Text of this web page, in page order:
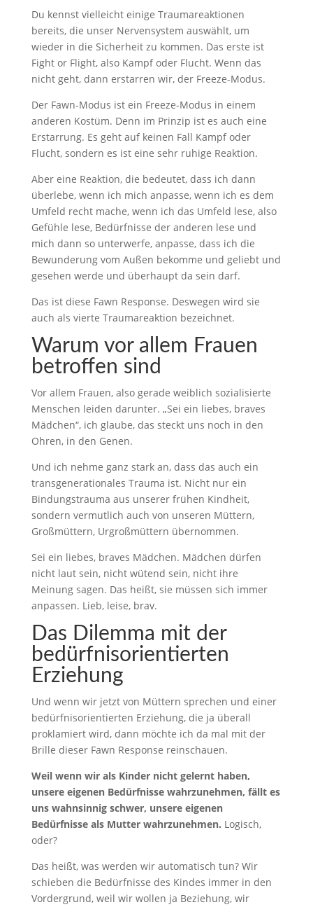
Du kennst vielleicht einige Traumareaktionen
bereits, die unser Nervensystem auswählt, um
wieder in die Sicherheit zu kommen. Das erste ist
Fight or Flight, also Kampf oder Flucht. Wenn das
nicht geht, dann erstarren wir, der Freeze-Modus.
Der Fawn-Modus ist ein Freeze-Modus in einem
anderen Kostüm. Denn im Prinzip ist es auch eine
Erstarrung. Es geht auf keinen Fall Kampf oder
Flucht, sondern es ist eine sehr ruhige Reaktion.
Aber eine Reaktion, die bedeutet, dass ich dann
überlebe, wenn ich mich anpasse, wenn ich es dem
Umfeld recht mache, wenn ich das Umfeld lese, also
Gefühle lese, Bedürfnisse der anderen lese und
mich dann so unterwerfe, anpasse, dass ich die
Bewunderung vom Außen bekomme und geliebt und
gesehen werde und überhaupt da sein darf.
Das ist diese Fawn Response. Deswegen wird sie
auch als vierte Traumareaktion bezeichnet.
Warum vor allem Frauen
betroffen sind
Vor allem Frauen, also gerade weiblich sozialisierte
Menschen leiden darunter. „Sei ein liebes, braves
Mädchen“, ich glaube, das steckt uns noch in den
Ohren, in den Genen.
Und ich nehme ganz stark an, dass das auch ein
transgenerationales Trauma ist. Nicht nur ein
Bindungstrauma aus unserer frühen Kindheit,
sondern vermutlich auch von unseren Müttern,
Großmüttern, Urgroßmüttern übernommen.
Sei ein liebes, braves Mädchen. Mädchen dürfen
nicht laut sein, nicht wütend sein, nicht ihre
Meinung sagen. Das heißt, sie müssen sich immer
anpassen. Lieb, leise, brav.
Das Dilemma mit der
bedürfnisorientierten
Erziehung
Und wenn wir jetzt von Müttern sprechen und einer
bedürfnisorientierten Erziehung, die ja überall
proklamiert wird, dann möchte ich da mal mit der
Brille dieser Fawn Response reinschauen.
Weil wenn wir als Kinder nicht gelernt haben,
unsere eigenen Bedürfnisse wahrzunehmen, fällt es
uns wahnsinnig schwer, unsere eigenen
Bedürfnisse als Mutter wahrzunehmen. Logisch,
oder?
Das heißt, was werden wir automatisch tun? Wir
schieben die Bedürfnisse des Kindes immer in den
Vordergrund, weil wir wollen ja Beziehung, wir